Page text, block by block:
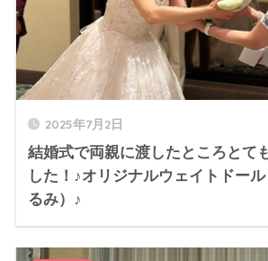
2025年7月2日
結婚式で両親に渡したところとて
した！♪オリジナルウェイトドー
るみ）♪